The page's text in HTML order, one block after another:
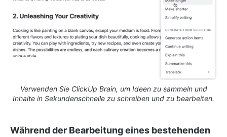
Verwenden Sie ClickUp Brain, um Ideen zu sammeln und
Inhalte in Sekundenschnelle zu schreiben und zu bearbeiten.
Während der Bearbeitung eines bestehenden